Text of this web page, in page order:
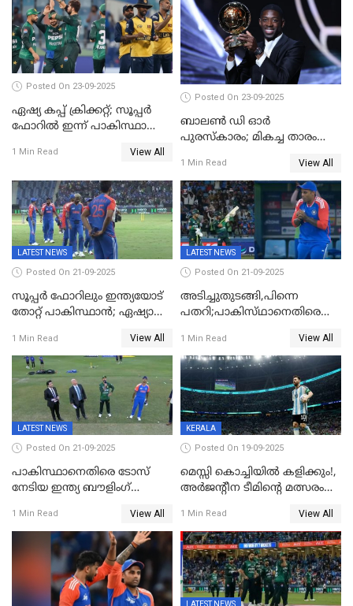
Posted On 23-09-2025
ഏഷ്യ കപ്പ് ക്രിക്കറ്റ്; സൂപ്പര്‍
ഫോറിൽ ഇന്ന് പാകിസ്ഥാനും
1 Min Read View All
Posted On 23-09-2025
ബാലണ്‍ ഡി ഓര്‍
പുരസ്‌കാരം; മികച്ച താരം
1 Min Read View All
LATEST NEWS
Posted On 21-09-2025
സൂപ്പർ ഫോറിലും ഇന്ത്യയോട്
തോറ്റ് പാകിസ്ഥാൻ; ഏഷ്യാ
ഇന്ത്യ, അഭിഷേക് ശർമ്മയ്ക്ക്
അർദ്ധ സെഞ്ച്വറി
1 Min Read View All
LATEST NEWS
Posted On 21-09-2025
അടിച്ചുതുടങ്ങി,പിന്നെ
പതറി;പാകിസ്‌ഥാനെതിരെ
വിജയലക്ഷ്യം
1 Min Read View All
LATEST NEWS
Posted On 21-09-2025
പാകിസ്ഥാനെതിരെ ടോസ്
നേടിയ ഇന്ത്യ ബൗളിംഗ്
1 Min Read View All
KERALA
Posted On 19-09-2025
മെസ്സി കൊച്ചിയിൽ കളിക്കും!,
അർജന്റീന ടീമിന്റെ മത്സരം
നടത്താൻ ആലോചന
1 Min Read View All
LATEST NEWS